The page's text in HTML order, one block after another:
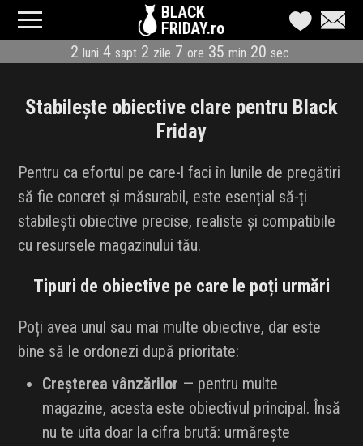
BLACK
FRIDAY.ro
2 luni 4 sapt 2 zile 7 ore 35 min 19 sec
CATEGORII
MAGAZINE
ÎNSCRIE MAGAZIN
LIVE BLOG
REDUCERI
ABONARE NEWSLETTER
INFLUENCER SQUAD
BRANDURI
Stabilește obiective clare pentru Black
Friday
Pentru ca efortul pe care-l faci în lunile de pregătiri
să fie concret și măsurabil, este esențial să-ți
stabilești obiective precise, realiste și compatibile
cu resursele magazinului tău.
Tipuri de obiective pe care le poți urmări
Poți avea unul sau mai multe obiective, dar este
bine să le ordonezi după prioritate:
Creșterea vânzărilor — pentru multe
magazine, acesta este obiectivul principal. Însă
nu te uita doar la cifra brută: urmărește